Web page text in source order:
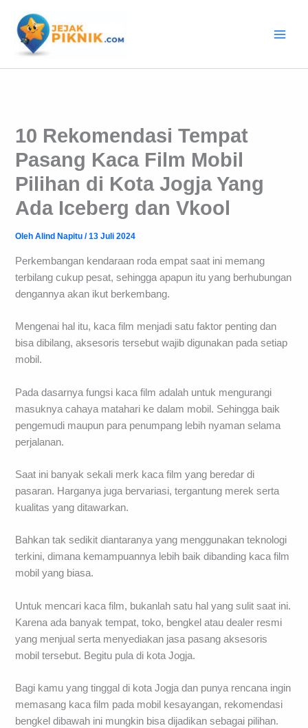
konten
10 Rekomendasi Tempat
Pasang Kaca Film Mobil
Pilihan di Kota Jogja Yang
Ada Iceberg dan Vkool
OlehAlind Napitu/13 Juli 2024
Perkembangan kendaraan roda empat saat ini memang
terbilang cukup pesat, sehingga apapun itu yang berhubungan
dengannya akan ikut berkembang.
Mengenai hal itu, kaca film menjadi satu faktor penting dan
bisa dibilang, aksesoris tersebut wajib digunakan pada setiap
mobil.
Pada dasarnya fungsi kaca film adalah untuk mengurangi
masuknya cahaya matahari ke dalam mobil. Sehingga baik
pengemudi maupun para penumpang lebih nyaman selama
perjalanan.
Saat ini banyak sekali merk kaca film yang beredar di
pasaran. Harganya juga bervariasi, tergantung merek serta
kualitas yang ditawarkan.
Bahkan tak sedikit diantaranya yang menggunakan teknologi
terkini, dimana kemampuannya lebih baik dibanding kaca film
mobil yang biasa.
Untuk mencari kaca film, bukanlah satu hal yang sulit saat ini.
Karena ada banyak tempat, toko, bengkel atau dealer resmi
yang menjual serta menyediakan jasa pasang aksesoris
mobil tersebut. Begitu pula di kota Jogja.
Bagi kamu yang tinggal di kota Jogja dan punya rencana ingin
memasang kaca film pada mobil kesayangan, rekomendasi
bengkel dibawah ini mungkin bisa dijadikan sebagai pilihan.